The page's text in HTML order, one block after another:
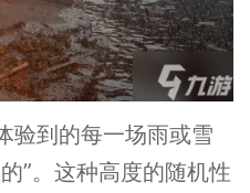
验到的每一场雨或雪
”。这种高度的随机性